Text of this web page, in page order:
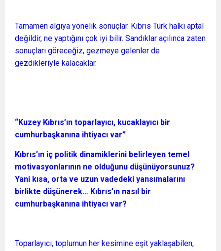
Tamamen algıya yönelik sonuçlar. Kıbrıs Türk halkı aptal
değildir, ne yaptığını çok iyi bilir. Sandıklar açılınca zaten
sonuçları göreceğiz, gezmeye gelenler de
gezdikleriyle kalacaklar.
“Kuzey Kıbrıs’ın toparlayıcı, kucaklayıcı bir
cumhurbaşkanına ihtiyacı var”
Kıbrıs’ın iç politik dinamiklerini belirleyen temel
motivasyonlarının ne olduğunu düşünüyorsunuz?
Yani kısa, orta ve uzun vadedeki yansımalarını
birlikte düşünerek… Kıbrıs’ın nasıl bir
cumhurbaşkanına ihtiyacı var?
Toparlayıcı, toplumun her kesimine eşit yaklaşabilen,